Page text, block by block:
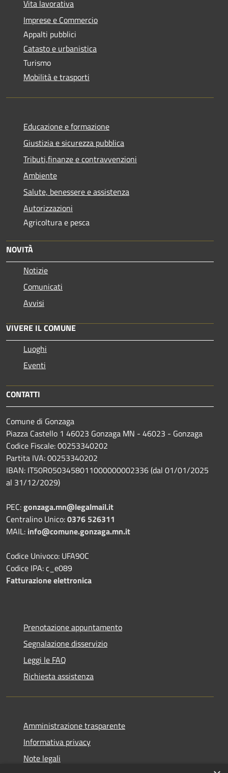
Vita lavorativa
Imprese e Commercio
Appalti pubblici
Catasto e urbanistica
Turismo
Mobilità e trasporti
Educazione e formazione
Giustizia e sicurezza pubblica
Tributi,finanze e contravvenzioni
Ambiente
Salute, benessere e assistenza
Autorizzazioni
Agricoltura e pesca
NOVITÀ
Notizie
Comunicati
Avvisi
VIVERE IL COMUNE
Luoghi
Eventi
CONTATTI
Comune di Gonzaga
Piazza Castello 1 46023 Gonzaga MN - 46023 - Gonzaga
Codice Fiscale: 00253340202
Partita IVA: 00253340202
IBAN: IT50R0503458011000000002336 (dal 01/01/2025
al 31/12/2029)
PEC:gonzaga.mn@legalmail.it
Centralino Unico:0376 526311
MAIL: info@comune.gonzaga.mn.it
Codice Univoco: UFA90C
Codice IPA: c_e089
Fatturazione elettronica
Prenotazione appuntamento
Segnalazione disservizio
Leggi le FAQ
Richiesta assistenza
Amministrazione trasparente
Informativa privacy
Note legali